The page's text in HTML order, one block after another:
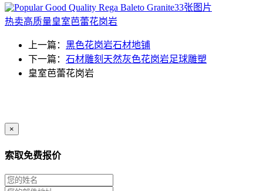
33张图片
热卖高质量皇室芭蕾花岗岩
上一篇： 黑色花岗岩石材地铺
下一篇： 石材雕刻天然灰色花岗岩足球雕塑
皇室芭蕾花岗岩
×
索取免费报价